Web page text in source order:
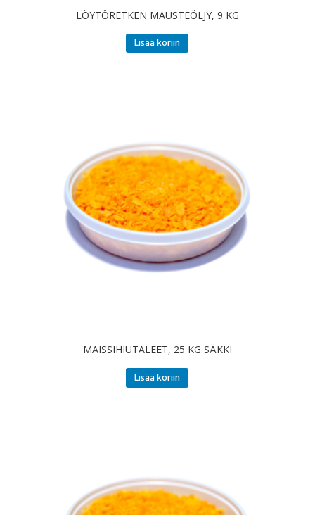
LÖYTÖRETKEN MAUSTEÖLJY, 9 KG
Lisää koriin
MAISSIHIUTALEET, 25 KG SÄKKI
Lisää koriin